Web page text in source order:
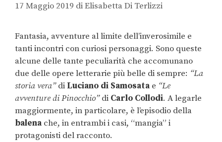
17 Maggio 2019 diElisabetta Di Terlizzi
Fantasia, avventure al limite dell’inverosimile e
tanti incontri con curiosi personaggi. Sono queste
alcune delle tante peculiarità che accomunano
due delle opere letterarie più belle di sempre: “La
storia vera”di Luciano di Samosata e “Le
avventure di Pinocchio”di Carlo Collodi. A legarle
maggiormente, in particolare, è l’episodio della
balena che, in entrambi i casi, “mangia” i
protagonisti del racconto.